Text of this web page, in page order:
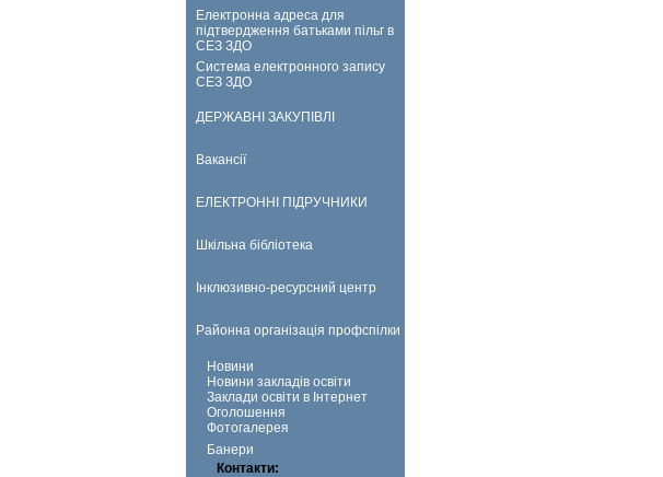
Електронна адреса для
підтвердження батьками пільг в
СЕЗ ЗДО
Система електронного запису
СЕЗ ЗДО
ДЕРЖАВНІ ЗАКУПІВЛІ
Вакансії
ЕЛЕКТРОННІ ПІДРУЧНИКИ
Шкільна бібліотека
Інклюзивно-ресурсний центр
Районна організація профспілки
Новини
Новини закладів освіти
Заклади освіти в Інтернет
Оголошення
Фотогалерея
Банери
Контакти: